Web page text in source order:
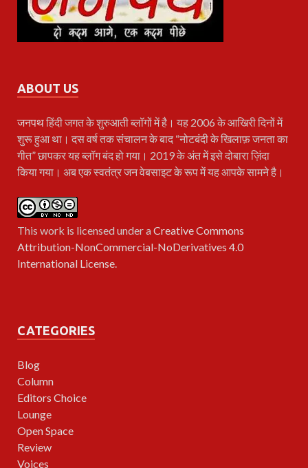
ABOUT US
जनपथहिंदी जगत के शुरुआती ब्लॉगों में है। यह 2006 के आखिरी दिनों में
शुरू हुआ था। दस वर्ष तक संचालन के बाद “नोटबंदी के खिलाफ़ जनता का
गीत” छापकर यह ब्लॉग बंद हो गया। 2019 के अंत में इसे दोबारा ज़िंदा
किया गया। अब एक स्वतंत्र जन वेबसाइट के रूप में यह आपके सामने है।
This work is licensed under aCreative Commons
Attribution-NonCommercial-NoDerivatives 4.0
International License.
CATEGORIES
Blog
Column
Editors Choice
Lounge
Open Space
Review
Voices